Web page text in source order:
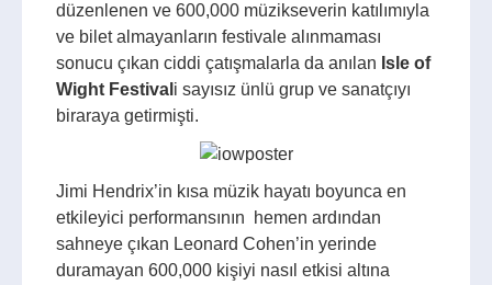
düzenlenen ve 600,000 müzikseverin katılımıyla
ve bilet almayanların festivale alınmaması
sonucu çıkan ciddi çatışmalarla da anılan Isle of
Wight Festival i sayısız ünlü grup ve sanatçıyı
biraraya getirmişti.
Jimi Hendrix’in kısa müzik hayatı boyunca en
etkileyici performansının hemen ardından
sahneye çıkan Leonard Cohen’in yerinde
duramayan 600,000 kişiyi nasıl etkisi altına